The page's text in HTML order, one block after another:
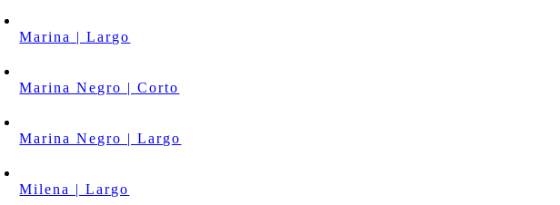
Marina | Largo
Marina Negro | Corto
Marina Negro | Largo
Milena | Largo